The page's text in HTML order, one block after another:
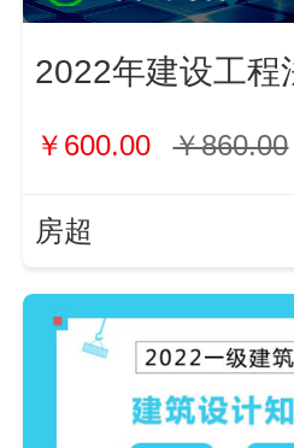
￥600.00 ￥860.00
房超